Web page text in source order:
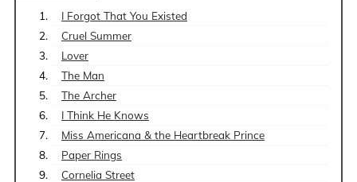
I Forgot That You Existed
Cruel Summer
Lover
The Man
The Archer
​​I Think He Knows
​​Miss Americana & the Heartbreak Prince
Paper Rings
Cornelia Street